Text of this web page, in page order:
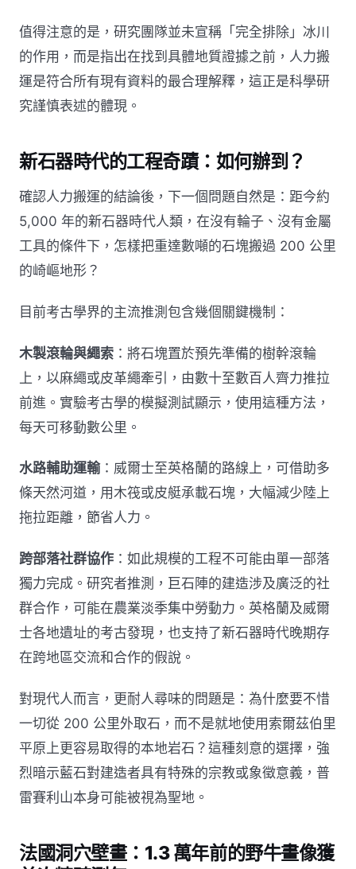
值得注意的是，研究團隊並未宣稱「完全排除」冰川
的作用，而是指出在找到具體地質證據之前，人力搬
運是符合所有現有資料的最合理解釋，這正是科學研
究謹慎表述的體現。
新石器時代的工程奇蹟：如何辦到？
確認人力搬運的結論後，下一個問題自然是：距今約
5,000 年的新石器時代人類，在沒有輪子、沒有金屬
工具的條件下，怎樣把重達數噸的石塊搬過 200 公里
的崎嶇地形？
目前考古學界的主流推測包含幾個關鍵機制：
木製滾輪與繩索 ：將石塊置於預先準備的樹幹滾輪
上，以麻繩或皮革繩牽引，由數十至數百人齊力推拉
前進。實驗考古學的模擬測試顯示，使用這種方法，
每天可移動數公里。
水路輔助運輸：威爾士至英格蘭的路線上，可借助多
條天然河道，用木筏或皮艇承載石塊，大幅減少陸上
拖拉距離，節省人力。
跨部落社群協作 ：如此規模的工程不可能由單一部落
獨力完成。研究者推測，巨石陣的建造涉及廣泛的社
群合作，可能在農業淡季集中勞動力。英格蘭及威爾
士各地遺址的考古發現，也支持了新石器時代晚期存
在跨地區交流和合作的假說。
對現代人而言，更耐人尋味的問題是：為什麼要不惜
一切從 200 公里外取石，而不是就地使用索爾茲伯里
平原上更容易取得的本地岩石？這種刻意的選擇，強
烈暗示藍石對建造者具有特殊的宗教或象徵意義，普
雷賽利山本身可能被視為聖地。
法國洞穴壁畫：1.3 萬年前的野牛畫像獲